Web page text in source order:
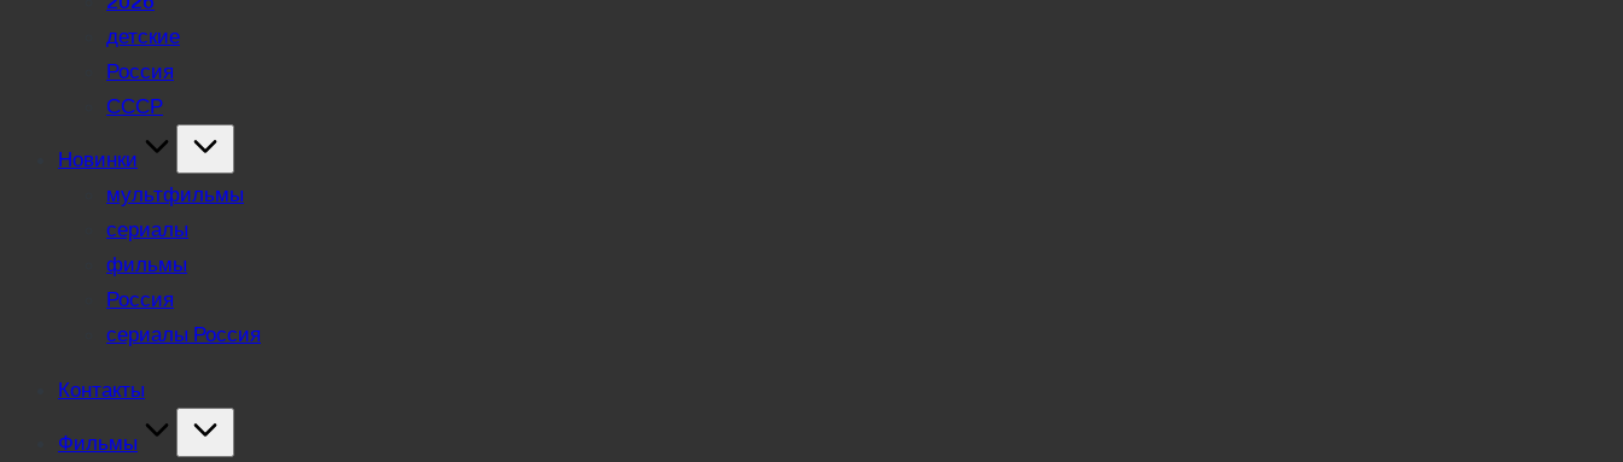
детские
Россия
СССР
Новинки
мультфильмы
сериалы
фильмы
Россия
сериалы Россия
Контакты
Фильмы